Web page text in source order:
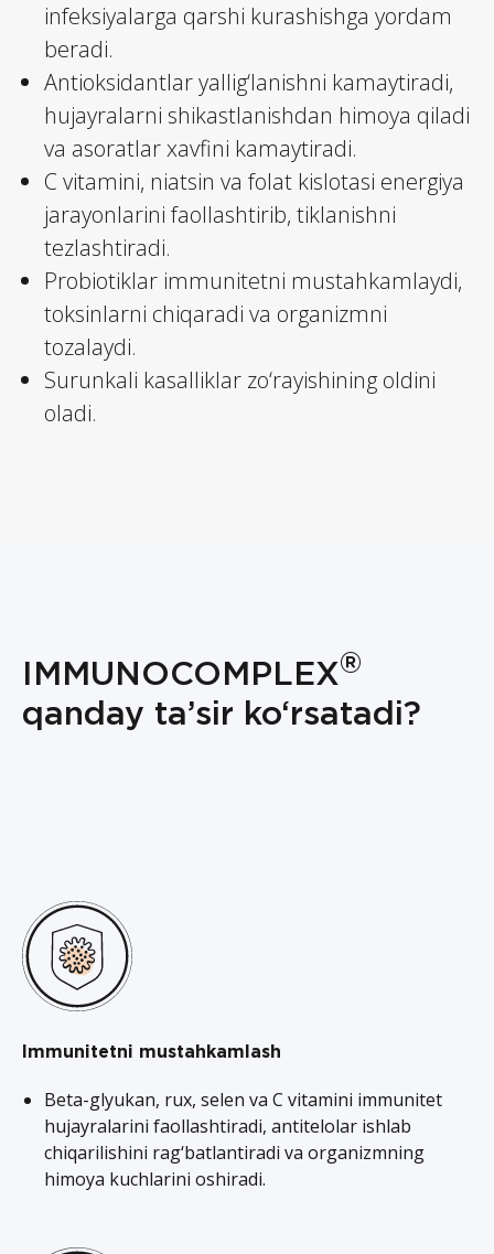
infeksiyalarga qarshi kurashishga yordam
beradi.
Antioksidantlar yallig‘lanishni kamaytiradi,
hujayralarni shikastlanishdan himoya qiladi
va asoratlar xavfini kamaytiradi.
C vitamini, niatsin va folat kislotasi energiya
jarayonlarini faollashtirib, tiklanishni
tezlashtiradi.
Probiotiklar immunitetni mustahkamlaydi,
toksinlarni chiqaradi va organizmni
tozalaydi.
Surunkali kasalliklar zo‘rayishining oldini
oladi.
IMMUNOCOMPLEX®
qanday ta’sir ko‘rsatadi?
Immunitetni mustahkamlash
Beta-glyukan, rux, selen va C vitamini immunitet
hujayralarini faollashtiradi, antitelolar ishlab
chiqarilishini rag‘batlantiradi va organizmning
himoya kuchlarini oshiradi.